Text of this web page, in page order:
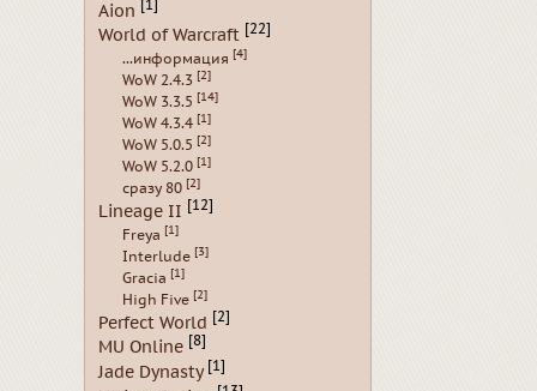
Aion [1]
World of Warcraft [22]
...информация [4]
WoW 2.4.3 [2]
WoW 3.3.5 [14]
WoW 4.3.4 [1]
WoW 5.0.5 [2]
WoW 5.2.0 [1]
сразу 80 [2]
Lineage II [12]
Freya [1]
Interlude [3]
Gracia [1]
High Five [2]
Perfect World [2]
MU Online [8]
Jade Dynasty [1]